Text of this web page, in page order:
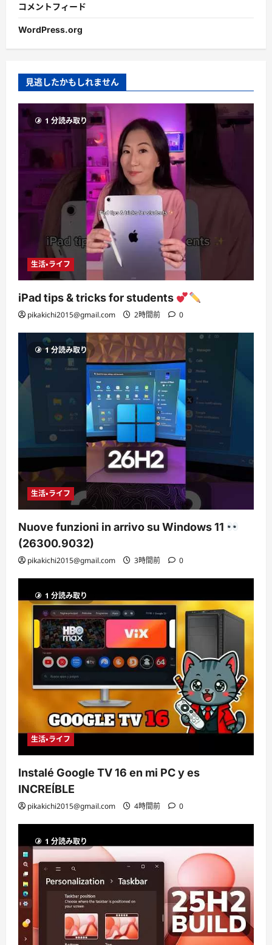
コメントフィード
WordPress.org
見逃したかもしれません
1 分読み取り
生活・ライフ
iPad tips & tricks for students
pikakichi2015@gmail.com 2時間前 0
1 分読み取り
生活・ライフ
Nuove funzioni in arrivo su Windows 11
(26300.9032)
pikakichi2015@gmail.com 3時間前 0
1 分読み取り
生活・ライフ
Instalé Google TV 16 en mi PC y es
INCREÍBLE
pikakichi2015@gmail.com 4時間前 0
1 分読み取り